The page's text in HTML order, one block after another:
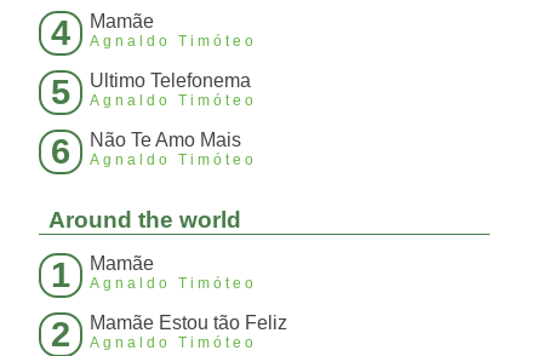
4 Mamãe
Agnaldo Timóteo
5 Ultimo Telefonema
Agnaldo Timóteo
6 Não Te Amo Mais
Agnaldo Timóteo
Around the world
1 Mamãe
Agnaldo Timóteo
2 Mamãe Estou tão Feliz
Agnaldo Timóteo